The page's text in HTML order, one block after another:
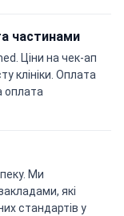
частинами
Ціни на чек-ап
клініки. Оплата
оплата
Ми
які
стандартів у